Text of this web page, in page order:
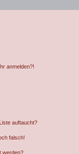
anmelden?!
auftaucht?
falsch!
werden?